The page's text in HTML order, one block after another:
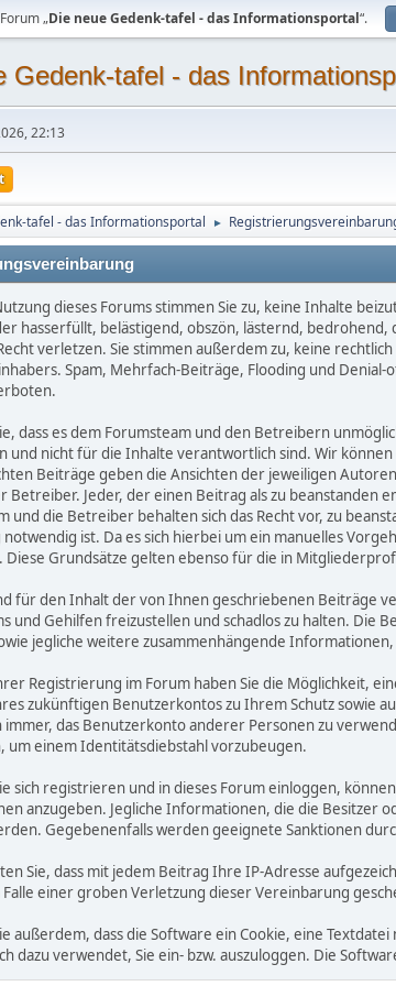
„Die neue Gedenk-tafel - das Informationsportal“.
Gedenk-tafel - das
22:13
tafel - das Informationsportal ►
dieses Forums stimmen Sie zu, keine Inhalte
hasserfüllt, belästigend, obszön, lästernd,
verletzen. Sie stimmen außerdem zu, keine
Spam, Mehrfach-Beiträge, Flooding und
dass es dem Forumsteam und den Betreibern
und nicht für die Inhalte verantwortlich sind. Wir
Beiträge geben die Ansichten der jeweiligen
Betreiber. Jeder, der einen Beitrag als zu
und die Betreiber behalten sich das Recht vor, zu
ist. Da es sich hierbei um ein manuelles
Diese Grundsätze gelten ebenso für die in
für den Inhalt der von Ihnen geschriebenen Beiträge
und Gehilfen freizustellen und schadlos zu halten. Die
jegliche weitere zusammenhängende
Registrierung im Forum haben Sie die Möglichkeit,
zukünftigen Benutzerkontos zu Ihrem Schutz sowie
immer, das Benutzerkonto anderer Personen zu
um einem Identitätsdiebstahl vorzubeugen.
sich registrieren und in dieses Forum einloggen,
anzugeben. Jegliche Informationen, die die Besitzer
Gegebenenfalls werden geeignete Sanktionen
Sie, dass mit jedem Beitrag Ihre IP-Adresse
einer groben Verletzung dieser Vereinbarung
außerdem, dass die Software ein Cookie, eine
dazu verwendet, Sie ein- bzw. auszuloggen. Die